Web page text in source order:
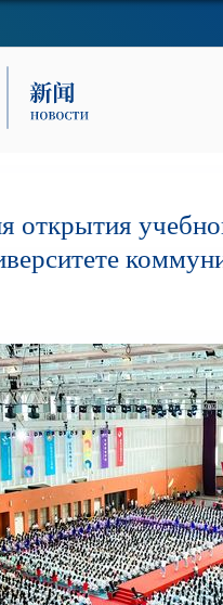
открытия